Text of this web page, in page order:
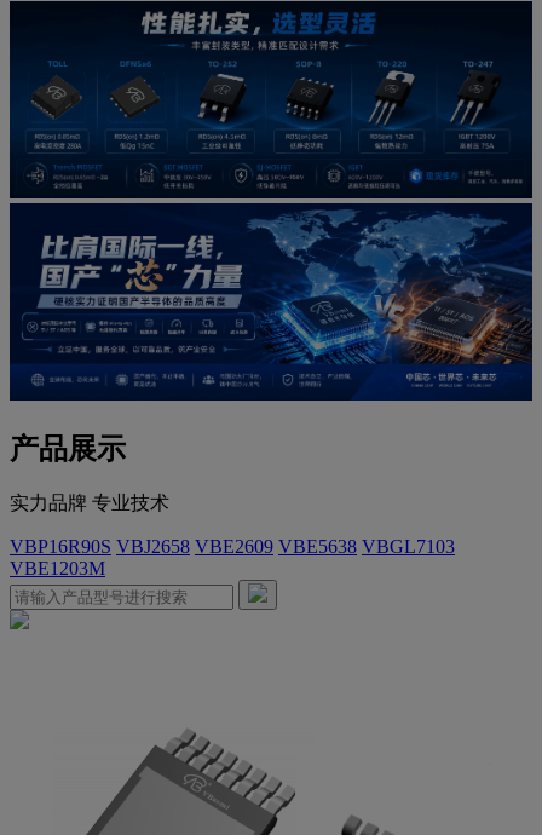
产品展示
实力品牌 专业技术
VBP16R90S VBJ2658 VBE2609 VBE5638 VBGL7103
VBE1203M